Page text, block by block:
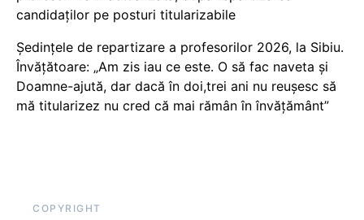
candidaților pe posturi titularizabile
Ședințele de repartizare a profesorilor 2026, la Sibiu.
Învățătoare: „Am zis iau ce este. O să fac naveta și
Doamne-ajută, dar dacă în doi,trei ani nu reușesc să
mă titularizez nu cred că mai rămân în învățământ”
COPYRIGHT